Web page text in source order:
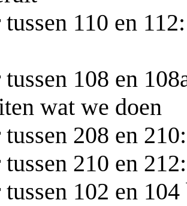
110 en
108 en
wat we doen
208 en
210 en
102 en